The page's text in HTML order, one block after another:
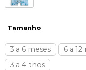
Tamanho
3 a 6 meses 6 a 12
3 a 4 anos